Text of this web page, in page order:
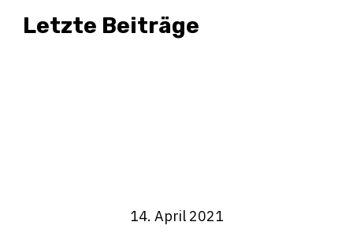
Letzte Beiträge
14. April 2021